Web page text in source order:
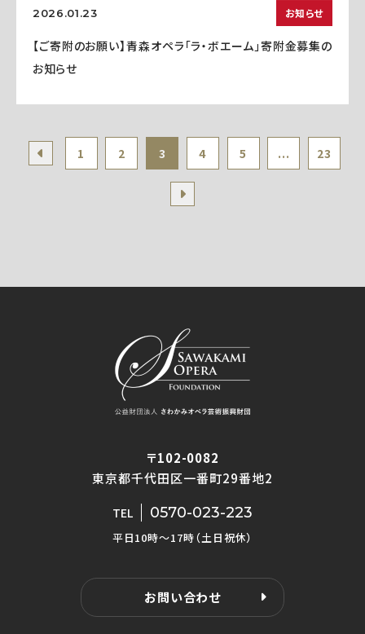
2026.01.23 お知らせ
【ご寄附のお願い】青森オペラ「ラ・ボエーム」寄附金募集の
お知らせ
1 2 3 4 5 ... 23
〒102-0082
東京都千代田区一番町29番地2
TEL 0570-023-223
平日10時〜17時（土日祝休）
お問い合わせ